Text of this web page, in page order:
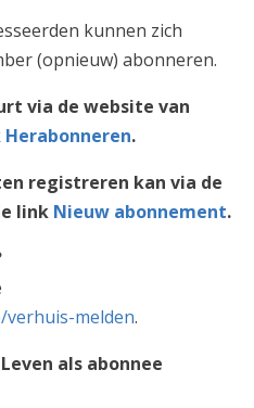
kunnen zich
(opnieuw) abonneren.
via de website van
Herabonneren.
registreren kan via de
link Nieuw abonnement.
melden.
als abonnee